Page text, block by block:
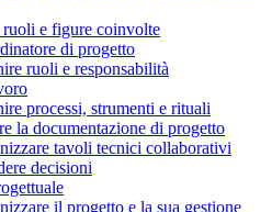
ruoli e figure coinvolte
di progetto
ruoli e responsabilità
processi, strumenti e rituali
la documentazione di progetto
tavoli tecnici collaborativi
decisioni
il progetto e la sua gestione